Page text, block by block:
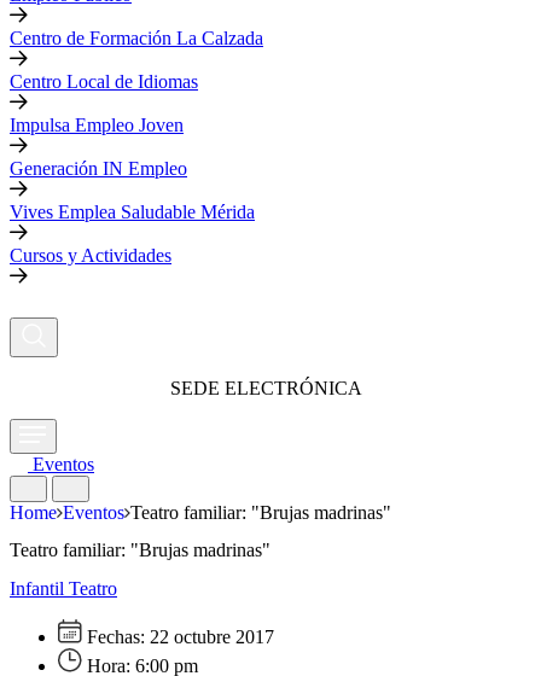
Centro de Formación La Calzada
Centro Local de Idiomas
Impulsa Empleo Joven
Generación IN Empleo
Vives Emplea Saludable Mérida
Cursos y Actividades
SEDE ELECTRÓNICA
Eventos
Home Eventos Teatro familiar: "Brujas madrinas"
Teatro familiar: "Brujas madrinas"
Infantil Teatro
Fechas: 22 octubre 2017
Hora: 6:00 pm